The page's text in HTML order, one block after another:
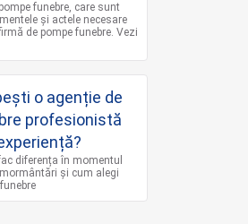
funebre, care sunt
și actele necesare
de pompe funebre. Vezi
o agenție de
profesionistă
diferența în momentul
și cum alegi